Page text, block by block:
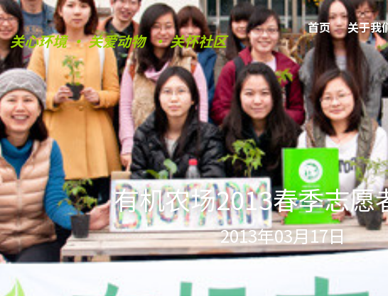
关心环境 • 关爱动物  • 关怀社区
首页 关于我
有机农场2013春季志愿
2013年03月17日